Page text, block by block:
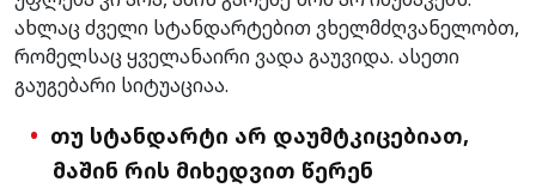
ახლაც ძველი სტანდარტებით ვხელმძღვანელობთ,
რომელსაც ყველანაირი ვადა გაუვიდა. ასეთი
გაუგებარი სიტუაციაა.
თუ სტანდარტი არ დაუმტკიცებიათ,
მაშინ რის მიხედვით წერენ